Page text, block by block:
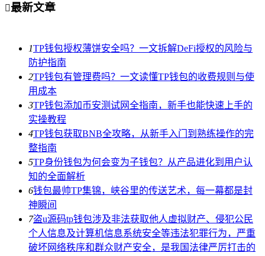
最新文章
1TP钱包授权薄饼安全吗？一文拆解DeFi授权的风险与
防护指南
2TP钱包有管理费吗？一文读懂TP钱包的收费规则与使
用成本
3TP钱包添加币安测试网全指南，新手也能快速上手的
实操教程
4TP钱包获取BNB全攻略，从新手入门到熟练操作的完
整指南
5TP身份钱包为何会变为子钱包？从产品进化到用户认
知的全面解析
6钱包最帅TP集锦，峡谷里的传送艺术，每一幕都是封
神瞬间
7盗u源码tp钱包涉及非法获取他人虚拟财产、侵犯公民
个人信息及计算机信息系统安全等违法犯罪行为，严重
破坏网络秩序和群众财产安全，是我国法律严厉打击的